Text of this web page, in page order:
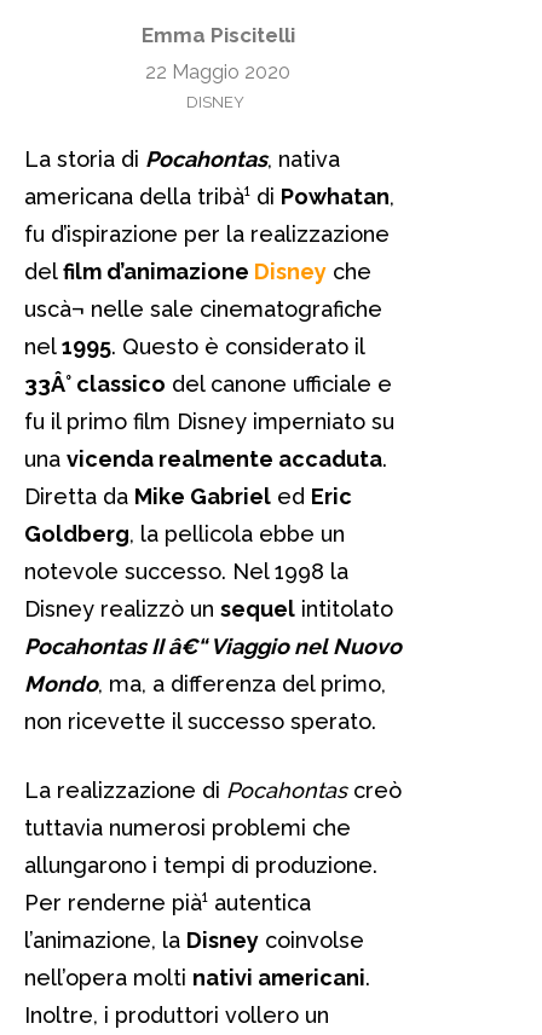
Emma Piscitelli
22 Maggio 2020
DISNEY
La storia di Pocahontas, nativa
americana della tribà¹ di Powhatan,
fu d’ispirazione per la realizzazione
delfilm d’animazione Disney che
uscà¬ nelle sale cinematografiche
nel1995. Questo è considerato il
33Â° classico del canone ufficiale e
fu il primo film Disney imperniato su
una vicenda realmente accaduta.
Diretta da Mike Gabriel ed Eric
Goldberg, la pellicola ebbe un
notevole successo. Nel 1998 la
Disney realizzò un sequel intitolato
Pocahontas II â€“ Viaggio nel Nuovo
Mondo, ma, a differenza del primo,
non ricevette il successo sperato.
La realizzazione di Pocahontascreò
tuttavia numerosi problemi che
allungarono i tempi di produzione.
Per renderne pià¹ autentica
l’animazione, la Disney coinvolse
nell’opera molti nativi americani.
Inoltre, i produttori vollero un